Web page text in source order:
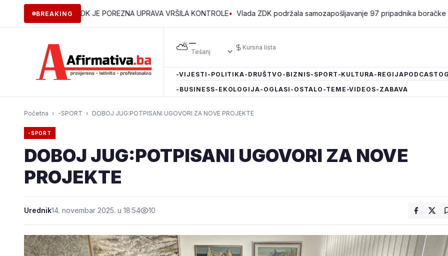
BREAKING
OPĆINAMA ZDK JE POREZNA UPRAVA VRŠILA KONTROLE• Vlada ZDK podržala samozapošljavanje 97 pripadnika boračke
⛅—
Kursna lista
-VIJESTI -POLITIKA-DRUŠTVO -BIZNIS-SPORT -KULTURA-REGIJAPODCAST
-BUSINESS-EKOLOGIJA-OGLASI -OSTALO -TEME -VIDEOS-ZABAVA
Početna › -SPORT › DOBOJ JUG:POTPISANI UGOVORI ZA NOVE PROJEKTE
-SPORT
DOBOJ JUG:POTPISANI UGOVORI ZA NOVE
PROJEKTE
Urednik14. novembar 2025. u 18:54 10